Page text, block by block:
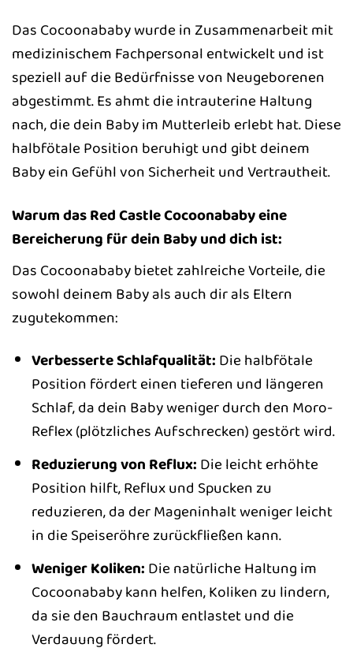
Das Cocoonababy wurde in Zusammenarbeit mit
medizinischem Fachpersonal entwickelt und ist
speziell auf die Bedürfnisse von Neugeborenen
abgestimmt. Es ahmt die intrauterine Haltung
nach, die dein Baby im Mutterleib erlebt hat. Diese
halbfötale Position beruhigt und gibt deinem
Baby ein Gefühl von Sicherheit und Vertrautheit.
Warum das Red Castle Cocoonababy eine
Bereicherung für dein Baby und dich ist:
Das Cocoonababy bietet zahlreiche Vorteile, die
sowohl deinem Baby als auch dir als Eltern
zugutekommen:
Verbesserte Schlafqualität: Die halbfötale
Position fördert einen tieferen und längeren
Schlaf, da dein Baby weniger durch den Moro-
Reflex (plötzliches Aufschrecken) gestört wird.
Reduzierung von Reflux: Die leicht erhöhte
Position hilft, Reflux und Spucken zu
reduzieren, da der Mageninhalt weniger leicht
in die Speiseröhre zurückfließen kann.
Weniger Koliken: Die natürliche Haltung im
Cocoonababy kann helfen, Koliken zu lindern,
da sie den Bauchraum entlastet und die
Verdauung fördert.